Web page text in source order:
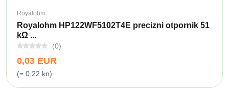
Royalohm
Royalohm HP122WF5102T4E precizni otpornik 51
kΩ ...
(0)
0,03 EUR
(= 0,22 kn)